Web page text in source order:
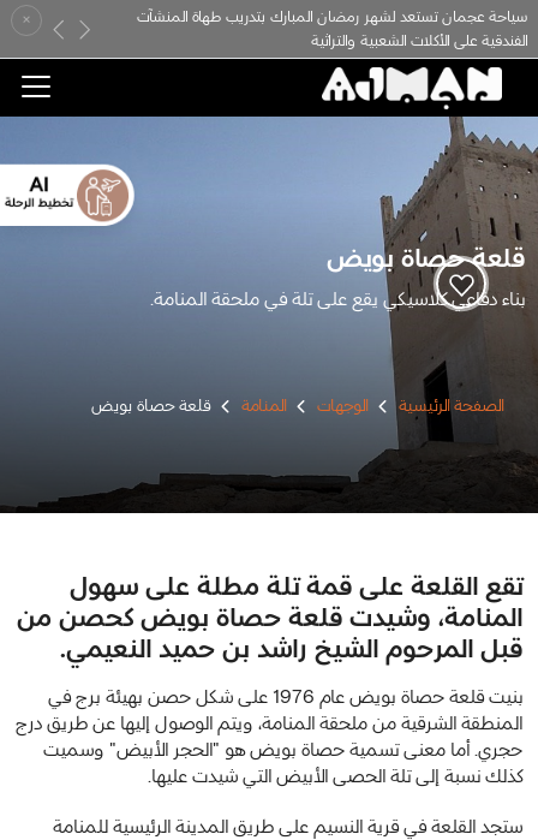
سياحة عجمان تستعد لشهر رمضان المبارك بتدريب طهاة المنشآت
الفندقية على الأكلات الشعبية والتراثية
Previous
Next
×
قلعة حصاة بويض
بناء دفاعي كلاسيكي يقع على تلة في ملحقة المنامة.
الصفحة الرئيسية الوجهات المنامة قلعة حصاة بويض
تقع القلعة على قمة تلة مطلة على سهول
المنامة، وشيدت قلعة حصاة بويض كحصن من
قبل المرحوم الشيخ راشد بن حميد النعيمي.
بنيت قلعة حصاة بويض عام 1976 على شكل حصن بهيئة برج في
المنطقة الشرقية من ملحقة المنامة، ويتم الوصول إليها عن طريق درج
حجري.أما معنى تسمية حصاة بويض هو "الحجر الأبيض" وسميت
كذلك نسبة إلى تلة الحصى الأبيض التي شيدت عليها.
ستجد القلعة في قرية النسيم على طريق المدينة الرئيسية للمنامة